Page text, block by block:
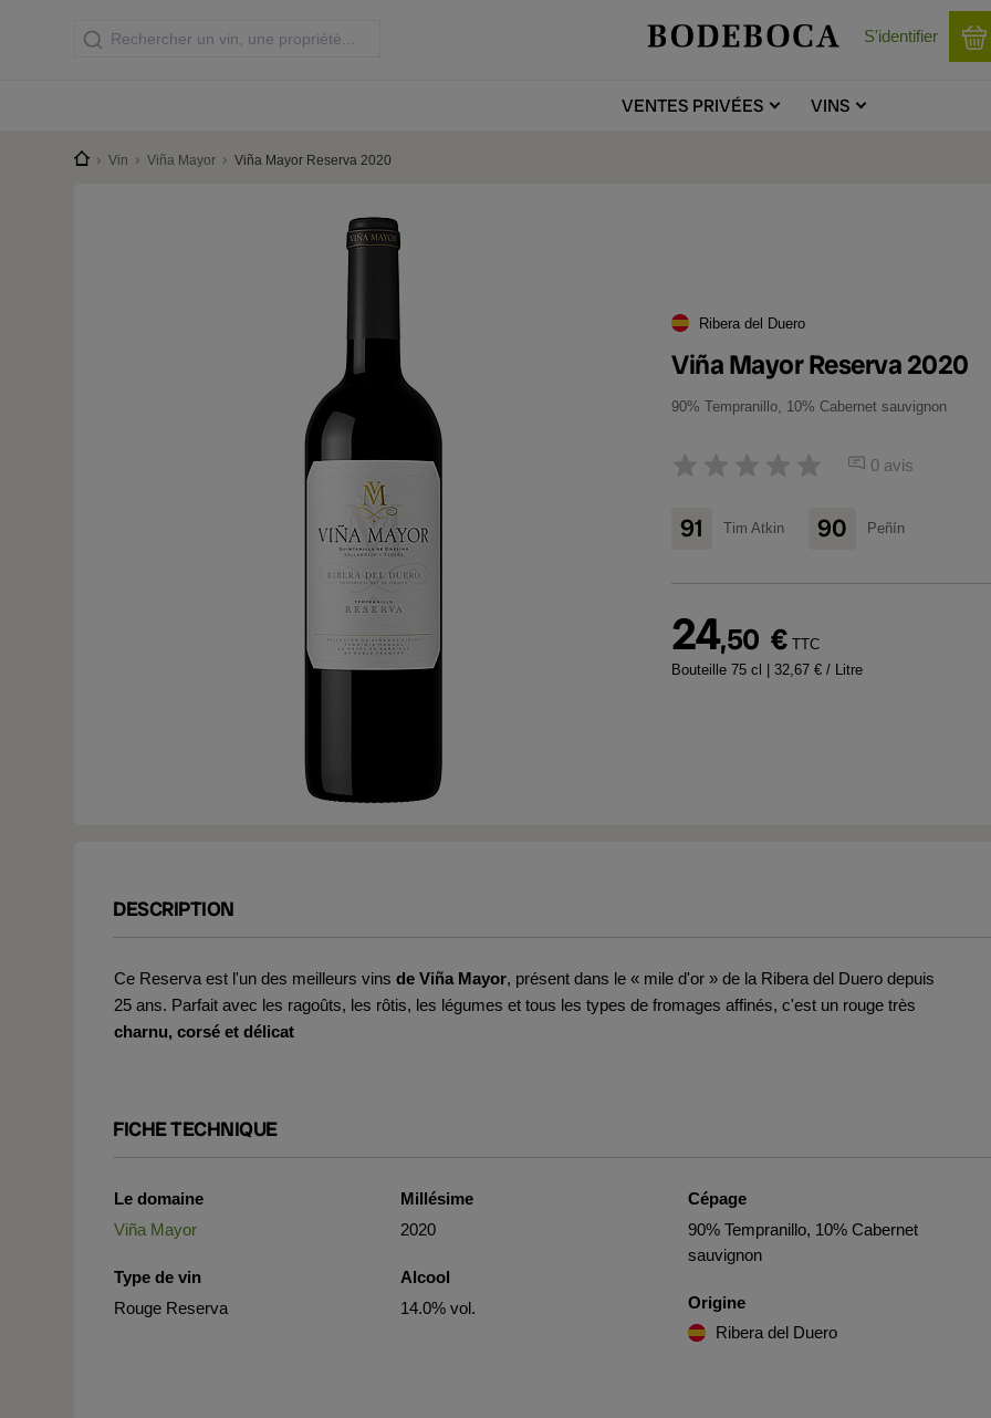
S'identifier
VENTES PRIVÉES VINS
Vin Viña Mayor Viña Mayor Reserva 2020
Ribera del Duero
Viña Mayor Reserva 2020
90% Tempranillo, 10% Cabernet sauvignon
0 avis
91 Tim Atkin 90 Peñín
24,50 € TTC
Bouteille 75 cl | 32,67 € / Litre
DESCRIPTION
Ce Reserva est l'un des meilleurs vins de Viña Mayor, présent dans le « mile d'or » de la Ribera del Duero depuis
25 ans. Parfait avec les ragoûts, les rôtis, les légumes et tous les types de fromages affinés, c'est un rouge très
charnu, corsé et délicat
FICHE TECHNIQUE
Le domaine
Viña Mayor
Type de vin
Rouge Reserva
Millésime
2020
Alcool
14.0% vol.
Cépage
90% Tempranillo, 10% Cabernet
sauvignon
Origine
Ribera del Duero